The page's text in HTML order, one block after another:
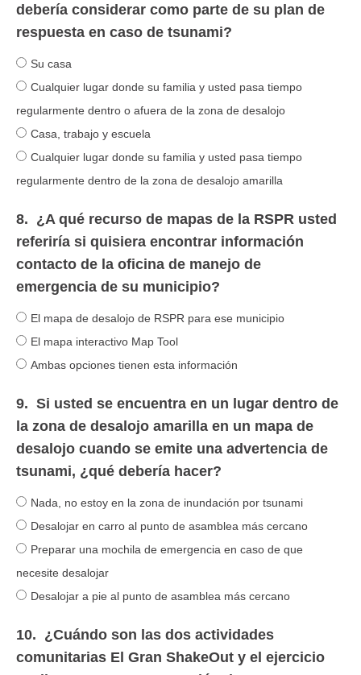
debería considerar como parte de su plan de
respuesta en caso de tsunami?
Su casa
Cualquier lugar donde su familia y usted pasa tiempo
regularmente dentro o afuera de la zona de desalojo
Casa, trabajo y escuela
Cualquier lugar donde su familia y usted pasa tiempo
regularmente dentro de la zona de desalojo amarilla
8. ¿A qué recurso de mapas de la RSPR usted
referiría si quisiera encontrar información
contacto de la oficina de manejo de
emergencia de su municipio?
El mapa de desalojo de RSPR para ese municipio
El mapa interactivo Map Tool
Ambas opciones tienen esta información
9. Si usted se encuentra en un lugar dentro de
la zona de desalojo amarilla en un mapa de
desalojo cuando se emite una advertencia de
tsunami, ¿qué debería hacer?
Nada, no estoy en la zona de inundación por tsunami
Desalojar en carro al punto de asamblea más cercano
Preparar una mochila de emergencia en caso de que
necesite desalojar
Desalojar a pie al punto de asamblea más cercano
10. ¿Cuándo son las dos actividades
comunitarias El Gran ShakeOut y el ejercicio